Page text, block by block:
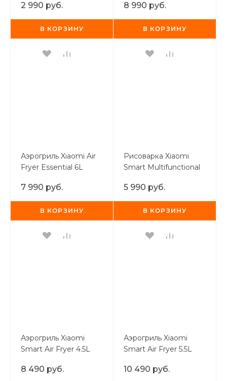
8 800 302-02-51
2 990 руб.
В КОРЗИНУ
8 990 руб.
В КОРЗИНУ
Аэрогриль Xiaomi Air
Fryer Essential 6L
7 990 руб.
В КОРЗИНУ
Рисоварка Xiaomi
Smart Multifunctional
5 990 руб.
В КОРЗИНУ
Аэрогриль Xiaomi
Smart Air Fryer 4.5L
8 490 руб.
Аэрогриль Xiaomi
Smart Air Fryer 5.5L
10 490 руб.